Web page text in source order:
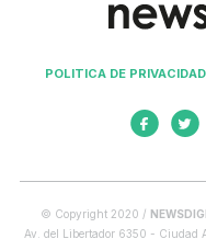
POLITICA DE
© Copyright 2020 /
Av. del Libertador 6350 - Ciudad